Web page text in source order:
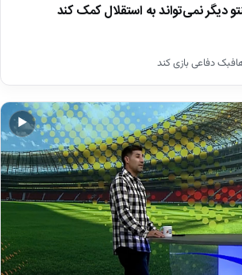
دیگر نمی‌تواند به استقلال کمک کند
دفاعی بازی کند
▶